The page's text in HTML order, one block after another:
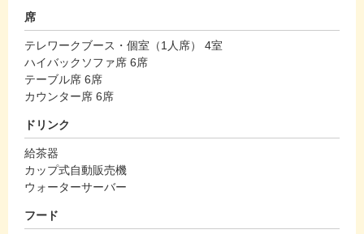
席
テレワークブース・個室（1人席） 4室
ハイバックソファ席 6席
テーブル席 6席
カウンター席 6席
ドリンク
給茶器
カップ式自動販売機
ウォーターサーバー
フード